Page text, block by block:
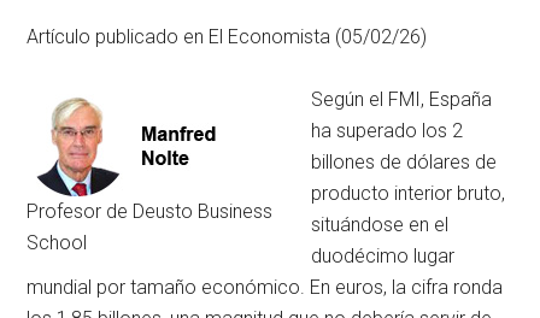
Artículo publicado en El Economista (05/02/26)
Profesor de Deusto Business
School
Según el FMI, España
ha superado los 2
billones de dólares de
producto interior bruto,
situándose en el
duodécimo lugar
mundial por tamaño económico. En euros, la cifra ronda